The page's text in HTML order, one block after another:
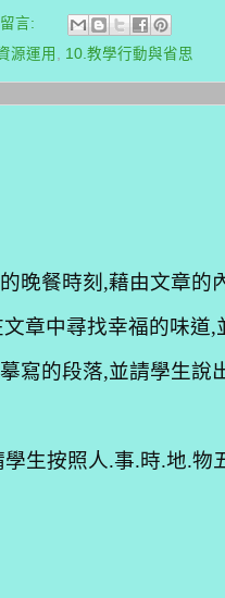
言:
源運用 10.教學行動與省思
晚餐時刻,藉由文章的
章中尋找幸福的味道,
寫的段落,並請學生說
生按照人.事.時.地.物